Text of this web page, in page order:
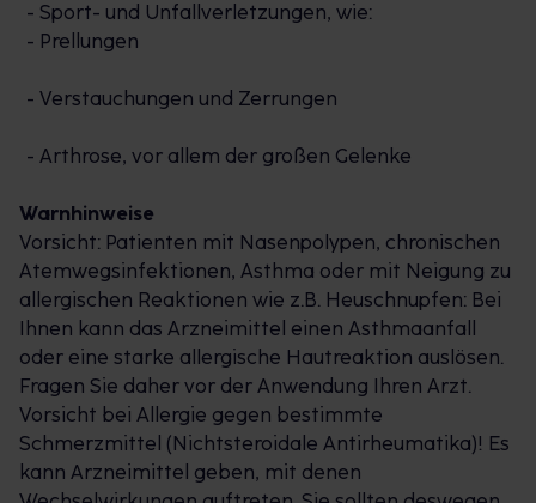
- Sport- und Unfallverletzungen, wie:
- Prellungen
- Verstauchungen und Zerrungen
- Arthrose, vor allem der großen Gelenke
Warnhinweise
Vorsicht: Patienten mit Nasenpolypen, chronischen
Atemwegsinfektionen, Asthma oder mit Neigung zu
allergischen Reaktionen wie z.B. Heuschnupfen: Bei
Ihnen kann das Arzneimittel einen Asthmaanfall
oder eine starke allergische Hautreaktion auslösen.
Fragen Sie daher vor der Anwendung Ihren Arzt.
Vorsicht bei Allergie gegen bestimmte
Schmerzmittel (Nichtsteroidale Antirheumatika)! Es
kann Arzneimittel geben, mit denen